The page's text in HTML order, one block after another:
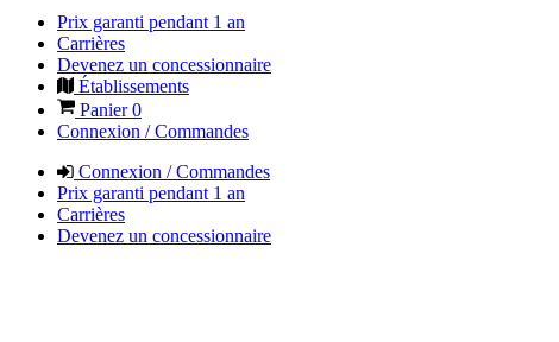
Prix garanti pendant 1 an
Carrières
Devenez un concessionnaire
Établissements
Panier0
Connexion / Commandes
Connexion / Commandes
Prix garanti pendant 1 an
Carrières
Devenez un concessionnaire